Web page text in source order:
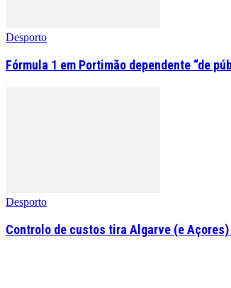
Desporto
Fórmula 1 em Portimão dependente “de
Desporto
Controlo de custos tira Algarve (e